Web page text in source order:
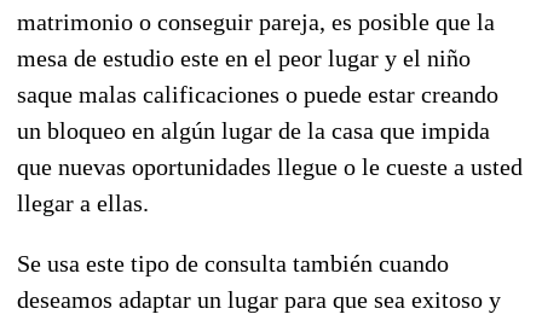
matrimonio o conseguir pareja, es posible que la
mesa de estudio este en el peor lugar y el niño
saque malas calificaciones o puede estar creando
un bloqueo en algún lugar de la casa que impida
que nuevas oportunidades llegue o le cueste a usted
llegar a ellas.
Se usa este tipo de consulta también cuando
deseamos adaptar un lugar para que sea exitoso y